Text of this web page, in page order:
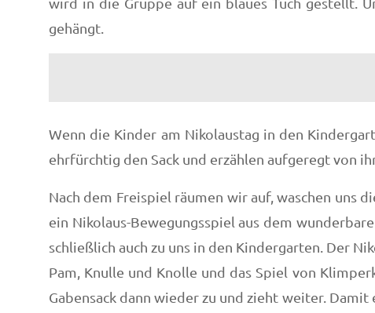
gehängt.
Wenn die Kinder am Nikolaustag in den
ehrfürchtig den Sack und erzählen aufgeregt von
Nach dem Freispiel räumen wir auf, waschen uns
ein Nikolaus-Bewegungsspiel aus dem
schließlich auch zu uns in den Kindergarten. Der
Pam, Knulle und Knolle und das Spiel von
Gabensack dann wieder zu und zieht weiter.